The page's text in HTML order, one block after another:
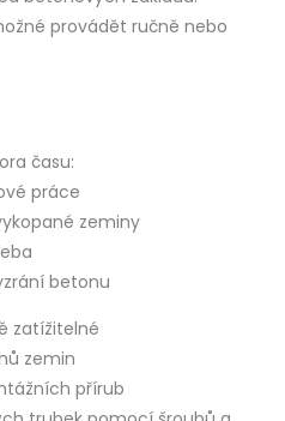
provádět ručně nebo
času:
práce
zeminy
betonu
zatížitelné
zemin
přírub